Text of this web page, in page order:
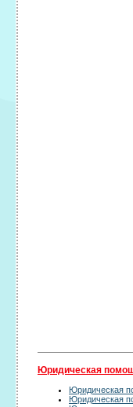
Юридическая
Юридическая
Юридическая